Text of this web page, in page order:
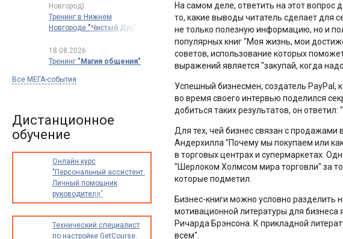
На самом деле, ответить на этот вопрос
то, какие выводы читатель сделает для
не только полезную информацию, но и
популярных книг "Моя жизнь, мои
советов, использование которых
выражений является "закупай, когда
Успешный бизнесмен, создатель PayPal,
во время своего интервью поделился
добиться таких результатов, он ответил:
Для тех, чей бизнес связан с продажами
Андерхилла "Почему мы покупаем или
в торговых центрах и супермаркетах.
"Шерлоком Холмсом мира торговли" за
которые подметил.
Бизнес-книги можно условно
мотивационной литературы для
Ричарда Брэнсона. К прикладной
всем".
Новгород)
Тренинг в Нижнем
Новгороде "Чистый Дух"
18.08.2026
Тренинг "Магия общения"
Все МЕГА-события
Дистанционное
обучение
Онлайн курс
"Персональный ассистент.
Личный помощник
руководителя"
Технический специалист
по настройке GetCourse.